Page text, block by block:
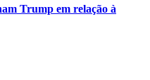
Trump em relação à